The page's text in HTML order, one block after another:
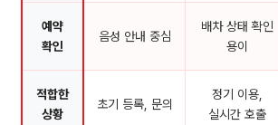
예약
확인
음성 안내 중심
배차 상태 확인
용이
적합한
상황
초기 등록, 문의
정기 이용,
실시간 호출